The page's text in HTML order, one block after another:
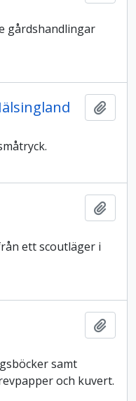
gårdshandlingar
ett scoutläger i
samt
och kuvert.